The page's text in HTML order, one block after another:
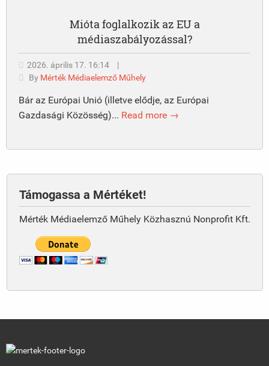
Mióta foglalkozik az EU a
médiaszabályozással?
2026. április 17. 16:14
|
By Mérték Médiaelemző Műhely
Bár az Európai Unió (illetve elődje, az Európai
Gazdasági Közösség)... Read more →
Támogassa a Mértéket!
Mérték Médiaelemző Műhely Közhasznú Nonprofit Kft.